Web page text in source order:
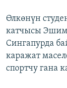
Өлкөнүн
катчысы
Сингапурда
каражат
спортчу гана